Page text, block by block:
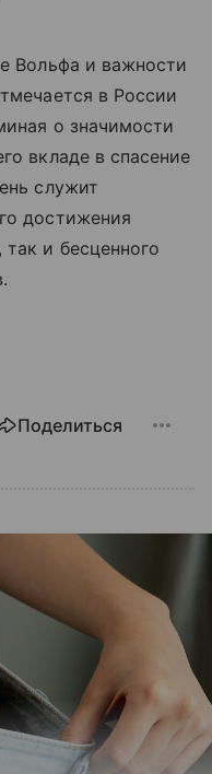
Вольфа и важности
в России
о значимости
вкладе в спасение
служит
достижения
и бесценного
Поделиться